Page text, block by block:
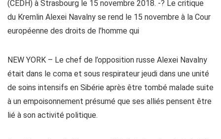
(CEDH) à Strasbourg le 15 novembre 2018. -? Le critique
du Kremlin Alexei Navalny se rend le 15 novembre à la Cour
européenne des droits de l’homme qui
NEW YORK – Le chef de l’opposition russe Alexei Navalny
était dans le coma et sous respirateur jeudi dans une unité
de soins intensifs en Sibérie après être tombé malade suite
à un empoisonnement présumé que ses alliés pensent être
lié à son activité politique.